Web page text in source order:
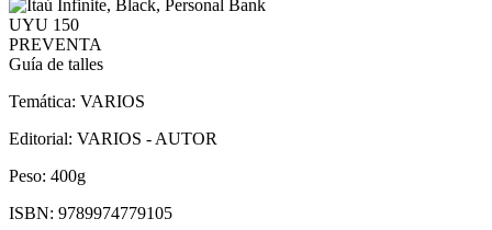
UYU 150
PREVENTA
Guía de talles
Temática: VARIOS
Editorial: VARIOS - AUTOR
Peso: 400g
ISBN: 9789974779105